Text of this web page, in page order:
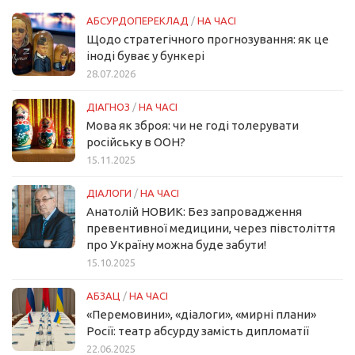
АБСУРДОПЕРЕКЛАД / НА ЧАСІ
Щодо стратегічного прогнозування: як це
іноді буває у бункері
28.07.2026
ДІАГНОЗ / НА ЧАСІ
Мова як зброя: чи не годі толерувати
російську в ООН?
15.11.2025
ДІАЛОГИ / НА ЧАСІ
Анатолій НОВИК: Без запровадження
превентивної медицини, через півстоліття
про Україну можна буде забути!
15.10.2025
АБЗАЦ / НА ЧАСІ
«Перемовини», «діалоги», «мирні плани»
Росії: театр абсурду замість дипломатії
22.06.2025